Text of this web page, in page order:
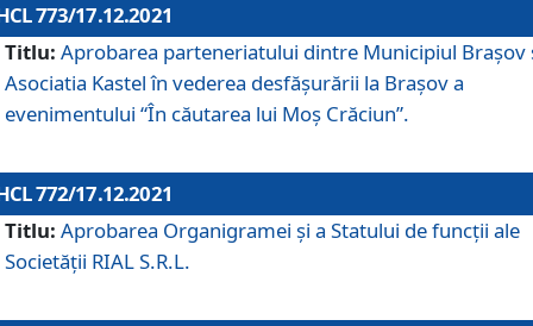
773/17.12.2021
Titlu: Aprobarea parteneriatului dintre Municipiul Brașov
Asociatia Kastel în vederea desfăşurării la Brașov a
evenimentului “În căutarea lui Moș Crăciun”.
772/17.12.2021
Titlu: Aprobarea Organigramei şi a Statului de funcţii ale
Societăţii RIAL S.R.L.